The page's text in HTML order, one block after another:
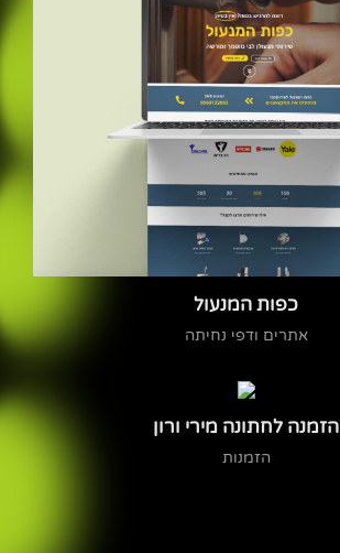
כפות המנעול
אתרים ודפי נחיתה
הזמנה לחתונה מירי ורון
הזמנות